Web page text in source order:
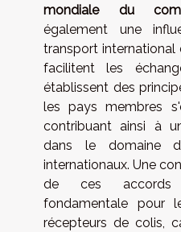
mondiale du
également une
transport international
facilitent les
établissent des
les pays membres
contribuant ainsi à
dans le domaine
internationaux. Une
de ces accords
fondamentale pour
récepteurs de colis,